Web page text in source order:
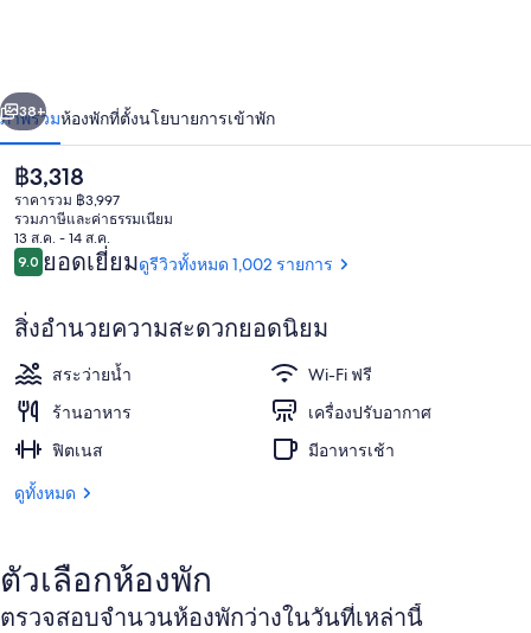
บริเวณภายนอก
า
ถัดไป
38+
ภาพรวมห้องพักที่ตั้งนโยบายการเข้าพัก
ราคา
ปัจจุบัน
฿3,318
฿3,318
ราคารวม ฿3,997
รวมภาษีและค่าธรรมเนียม
13 ส.ค. - 14 ส.ค.
รีวิว
9.09.0 จาก 10
ยอดเยี่ยมดูรีวิวทั้งหมด 1,002 รายการ
สิ่งอำนวยความสะดวกยอดนิยม
สระว่ายน้ำ
Wi-Fi ฟรี
ร้านอาหาร
เครื่องปรับอากาศ
ฟิตเนส
มีอาหารเช้า
ดูทั้งหมด
ตัวเลือกห้องพัก
ตรวจสอบจำนวนห้องพักว่างในวันที่เหล่านี้